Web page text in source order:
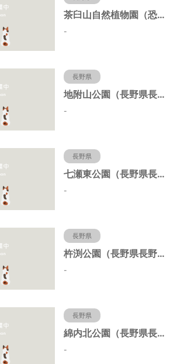
茶臼山自然植物園（恐竜園）（長野県長野市）
-
長野県
地附山公園（長野県長野市）
-
長野県
七瀬東公園（長野県長野市）
-
長野県
杵渕公園（長野県長野市）
-
長野県
綿内北公園（長野県長野市）
-